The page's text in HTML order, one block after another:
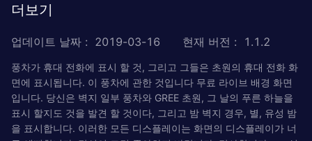
더보기
업데이트 날짜 : 2019-03-16 현재 버전 : 1.1.2
풍차가 휴대 전화에 표시 할 것, 그리고 그들은 초원의 휴대 전화 화
면에 표시됩니다. 이 풍차에 관한 것입니다 무료 라이브 배경 화면
입니다. 당신은 벽지 일부 풍차와 GREE 초원, 그 날의 푸른 하늘을
표시 할지도 것을 발견 할 것이다, 그리고 밤 벽지 경우, 별, 유성 밤
을 표시합니다. 이러한 모든 디스플레이는 화면의 디스플레이가 너